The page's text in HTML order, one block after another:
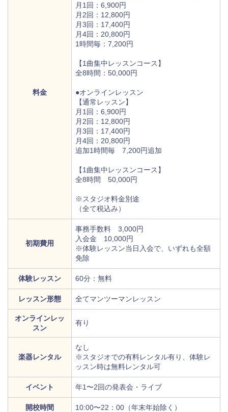
料金
月1回：6,900円
月2回：12,800円
月3回：17,400円
月4回：20,800円
1時間毎：7,200円
【1曲集中レッスンコース】
全8時間：50,000円
●オンラインレッスン
【通常レッスン】
月1回：6,900円
月2回：12,800円
月3回：17,400円
月4回：20,800円
追加1時間毎 7,200円追加
【1曲集中レッスンコース】
全8時間 50,000円
※スタジオ料金別途
（全て税込み）
初期費用
事務手数料 3,000円
入会金 10,000円
※体験レッスン当日入会で、いずれも全額
免除
体験レッスン 60分：無料
レッスン形態 全てマンツーマンレッスン
オンラインレッ
スン
有り
楽器レンタル
なし
※スタジオでの有料レンタル有り、体験レ
ッスン時は無料レンタル可
イベント 年1〜2回の発表会・ライブ
開校時間 10:00〜22：00（年末年始除く）